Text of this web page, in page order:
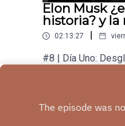
Elon Musk
historia? y la
02:13:27
#8 | Día Uno: